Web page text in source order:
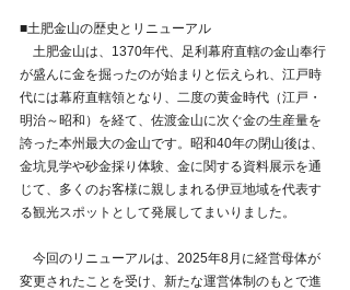
■土肥金山の歴史とリニューアル
土肥金山は、1370年代、足利幕府直轄の金山奉行
が盛んに金を掘ったのが始まりと伝えられ、江戸時
代には幕府直轄領となり、二度の黄金時代（江戸・
明治～昭和）を経て、佐渡金山に次ぐ金の生産量を
誇った本州最大の金山です。昭和40年の閉山後は、
金坑見学や砂金採り体験、金に関する資料展示を通
じて、多くのお客様に親しまれる伊豆地域を代表す
る観光スポットとして発展してまいりました。
今回のリニューアルは、2025年8月に経営母体が
変更されたことを受け、新たな運営体制のもとで進